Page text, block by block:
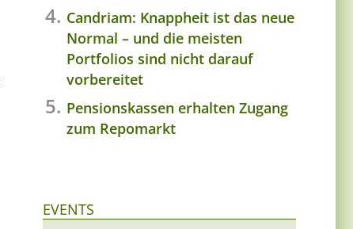
Candriam: Knappheit ist das neue
Normal – und die meisten
Portfolios sind nicht darauf
vorbereitet
Pensionskassen erhalten Zugang
zum Repomarkt
EVENTS